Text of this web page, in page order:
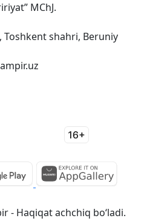
MChJ.
Toshkent shahri, Beruniy
- Haqiqat achchiq bo‘ladi.